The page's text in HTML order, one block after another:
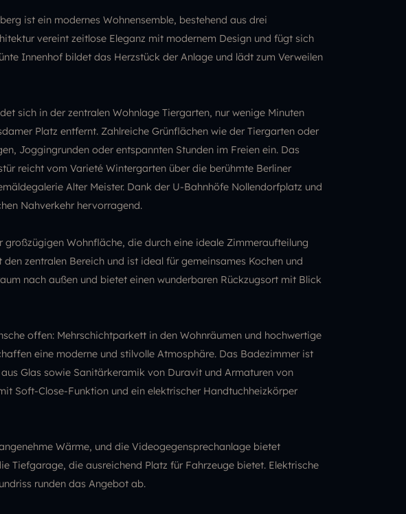
ist ein modernes Wohnensemble, bestehend aus drei
vereint zeitlose Eleganz mit modernem Design und fügt sich
Innenhof bildet das Herzstück der Anlage und lädt zum Verweilen
sich in der zentralen Wohnlage Tiergarten, nur wenige Minuten
Platz entfernt. Zahlreiche Grünflächen wie der Tiergarten oder
Joggingrunden oder entspannten Stunden im Freien ein. Das
reicht vom Varieté Wintergarten über die berühmte Berliner
Alter Meister. Dank der U-Bahnhöfe Nollendorfplatz und
Nahverkehr hervorragend.
großzügigen Wohnfläche, die durch eine ideale Zimmeraufteilung
zentralen Bereich und ist ideal für gemeinsames Kochen und
nach außen und bietet einen wunderbaren Rückzugsort mit Blick
offen: Mehrschichtparkett in den Wohnräumen und hochwertige
eine moderne und stilvolle Atmosphäre. Das Badezimmer ist
Glas sowie Sanitärkeramik von Duravit und Armaturen von
Soft-Close-Funktion und ein elektrischer Handtuchheizkörper
Wärme, und die Videogegensprechanlage bietet
Tiefgarage, die ausreichend Platz für Fahrzeuge bietet. Elektrische
runden das Angebot ab.